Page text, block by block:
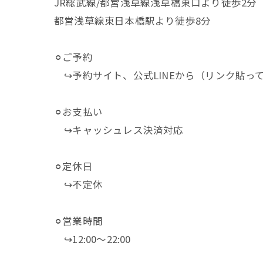
都営浅草線東日本橋駅より徒歩8分
⚪︎ご予約
↪︎予約サイト、公式LINEから（リンク貼っ
⚪︎お支払い
↪︎キャッシュレス決済対応
⚪︎定休日
↪︎不定休
⚪︎営業時間
↪︎12:00～22:00